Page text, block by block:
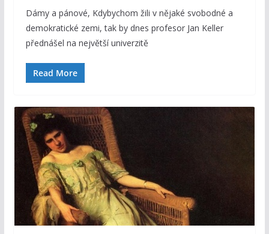
Dámy a pánové, Kdybychom žili v nějaké svobodné a
demokratické zemi, tak by dnes profesor Jan Keller
přednášel na největší univerzitě
Read More